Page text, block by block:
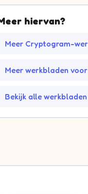
hiervan?
Meer Cryptogram-
Meer werkbladen
Bekijk alle werkbladen